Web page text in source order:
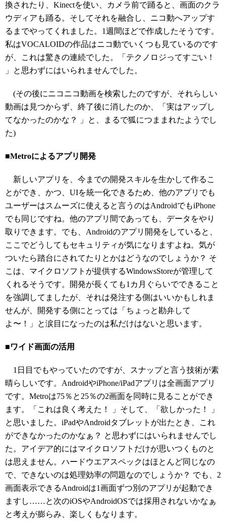
換されたり、Kinectを使い、カメラ前で踊ると、画面のクラ
ウディアも踊る。そしてそれを融合し、ニコ動へアップす
るまでやってくれました。1週間ほどで作成したそうです。
私はVOCALOIDの作品はニコ動でいくつも見ているのです
が、これは驚きの連続でした。「テクノロジってすごい！
」と思わずにはいられませんでした。
(その後にニコニコ動画を検索したのですが、それらしい
動画は見つからず、終了後に消したのか、「実はアップし
てなかったのかな？ 」と、まるで狐につままれたようでし
た)
■Metroによるアプリ開発
新しいアプリを、今までの開発スキルを生かして作るこ
とができ、かつ、UIを統一化できるため、他のアプリでも
ユーザーはスムーズに使えると言うのはAndroidでもiPhone
でも同じですね。他のアプリ間であっても、データをやり
取りできます。でも、Androidのアプリ開発をしていると、
ここでどうしてもセキュリティが気になりますよね。気が
ついたら踏台にされてたりとかはどうなのでしょうか？ そ
こは、マイクロソフトが提供するWindowsStoreが管理して
くれるそうです。開発が長くても1カ月ぐらいでできること
を強調してましたが、それは発注する側はいいかもしれま
せんが、開発する側にとっては「ちょっと勘弁して
よ〜！」と涙目になったのは私だけはないと思います。
■ワイド画面の活用
1日目でもやっていたのですが、スナップと言う技術が素
晴らしいです。AndroidやiPhone/iPadアプリは全画面アプリ
です。Metroは75％と25％の2画面を同時に見ることができ
ます。「これは良く考えた！ 」そして、「欲しかった！ 」
と思いました。iPadやAndroidタブレットが出たとき、これ
ができなかったのかなぁ？ と思わずにはいられませんでし
た。アイデア的にはマイクロソフトだけが思いつくものと
は思えません。ハードウエアスペックはほとんど同じなの
で、できないのは処理効率の問題なのでしょうか？ でも、2
画面表示できるAndroidは1画面ずつ別のアプリが起動でき
ますし……と次のiOSやAndroidOSでは採用されないかなぁ
と考えが膨らみ、楽しくもなります。